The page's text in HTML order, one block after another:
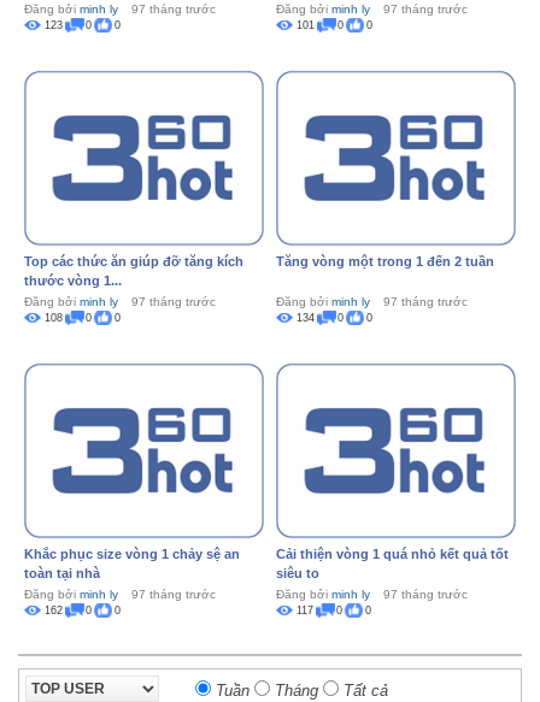
Đăng bởi minh ly 97 tháng trước
123 0 0
Đăng bởi minh ly 97 tháng trước
101 0 0
Top các thức ăn giúp đỡ tăng kích
thước vòng 1...
Đăng bởi minh ly 97 tháng trước
108 0 0
Tăng vòng một trong 1 đến 2 tuần
Đăng bởi minh ly 97 tháng trước
134 0 0
Khắc phục size vòng 1 chảy sệ an
toàn tại nhà
Đăng bởi minh ly 97 tháng trước
162 0 0
Cải thiện vòng 1 quá nhỏ kết quả tốt
siêu to
Đăng bởi minh ly 97 tháng trước
117 0 0
Tuần Tháng Tất cả